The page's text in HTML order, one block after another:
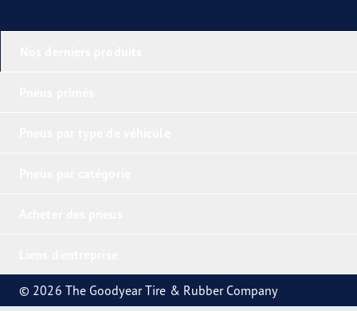
© 2026 The Goodyear Tire & Rubber Company